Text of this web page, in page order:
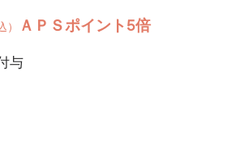
ＡＰＳポイント5倍
）
与